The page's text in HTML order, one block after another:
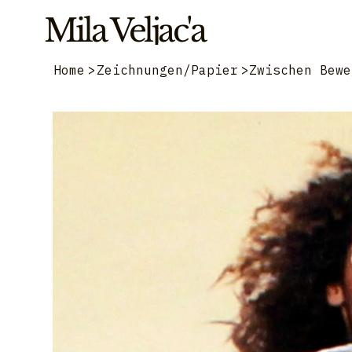
Mila Veljac'a
Home > Zeichnungen/Papier >Zwischen